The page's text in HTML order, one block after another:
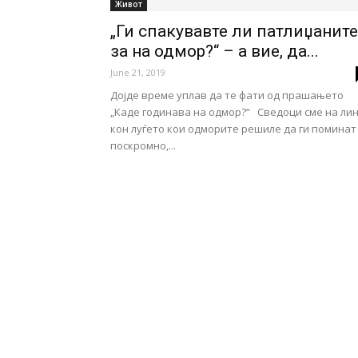
Живот
„Ги спакувавте ли патлиџаните
за на одмор?“ – а вие, да...
June 21, 2019
Дојде време уплав да те фати од прашањето
„Каде годинава на одмор?“ Сведоци сме на
кон луѓето кои одморите решиле да ги поминат
поскромно,...